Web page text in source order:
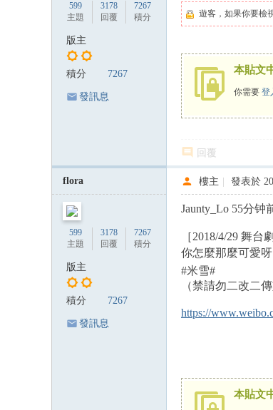
599
主題
3178
回覆
7267
積分
版主
積分 7267
發訊息
遊客，如果你要檢
本貼文
你需要 登
回覆
flora
599
主題
3178
回覆
7267
積分
版主
積分 7267
發訊息
樓主 發表於
Jaunty_Lo 55分钟
［2018/4/29 舞台
你怎麼那麼可愛
#米雪#
（禁請勿二改二
https://
本貼文